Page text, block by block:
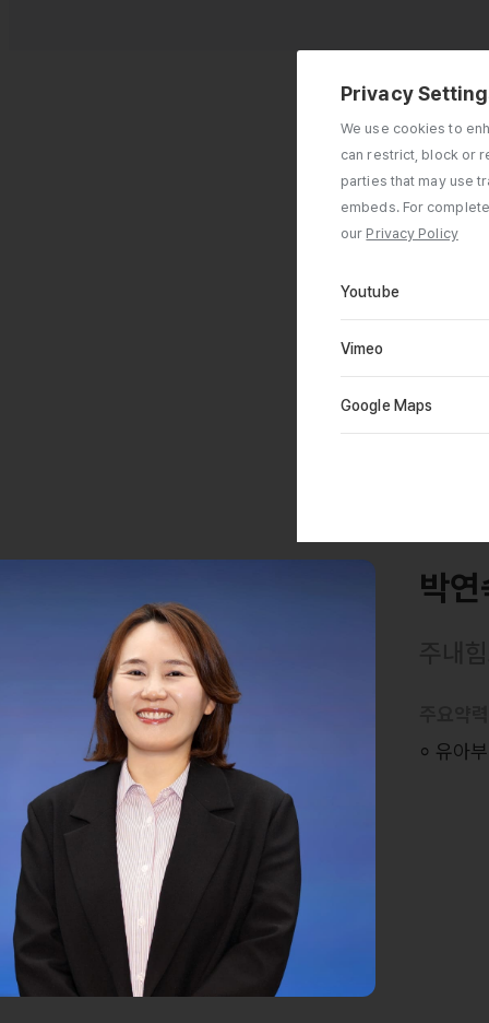
Privacy
We use cookies to
can restrict, block or
parties that may use
embeds. For
our Privacy Policy
Youtube
Vimeo
Google Maps
박
⸰ 유아